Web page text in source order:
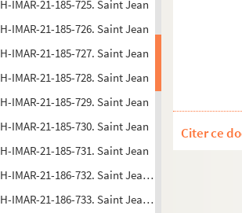
H-IMAR-21-185-725. Saint Jean
H-IMAR-21-185-726. Saint Jean
H-IMAR-21-185-727. Saint Jean
H-IMAR-21-185-728. Saint Jean
H-IMAR-21-185-729. Saint Jean
H-IMAR-21-185-730. Saint Jean
H-IMAR-21-185-731. Saint Jean
H-IMAR-21-186-732. Saint Jean, évangéliste
H-IMAR-21-186-733. Saint Jean, évangéliste
Citer ce